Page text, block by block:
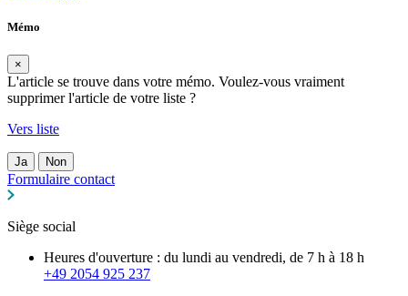
Mémo
×
L'article se trouve dans votre mémo. Voulez-vous vraiment
supprimer l'article de votre liste ?
Vers liste
Ja Non
Formulaire contact
Siège social
Heures d'ouverture : du lundi au vendredi, de 7 h à 18 h
+49 2054 925 237